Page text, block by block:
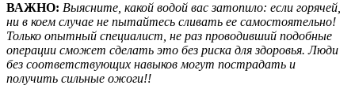
ВАЖНО: Выясните, какой водой вас затопило: если горячей,
ни в коем случае не пытайтесь сливать ее самостоятельно!
Только опытный специалист, не раз проводивший подобные
операции сможет сделать это без риска для здоровья. Люди
без соответствующих навыков могут пострадать и
получить сильные ожоги!!